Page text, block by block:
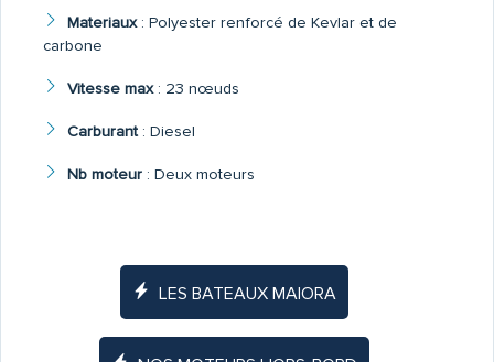
Materiaux: Polyester renforcé de Kevlar et de
carbone
Vitesse max: 23 nœuds
Carburant: Diesel
Nb moteur: Deux moteurs
LES BATEAUX MAIORA